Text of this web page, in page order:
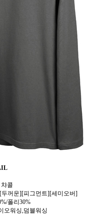
콜
꺼운][피그먼트][세미오버]
폴리30%
오워싱,덤블워싱